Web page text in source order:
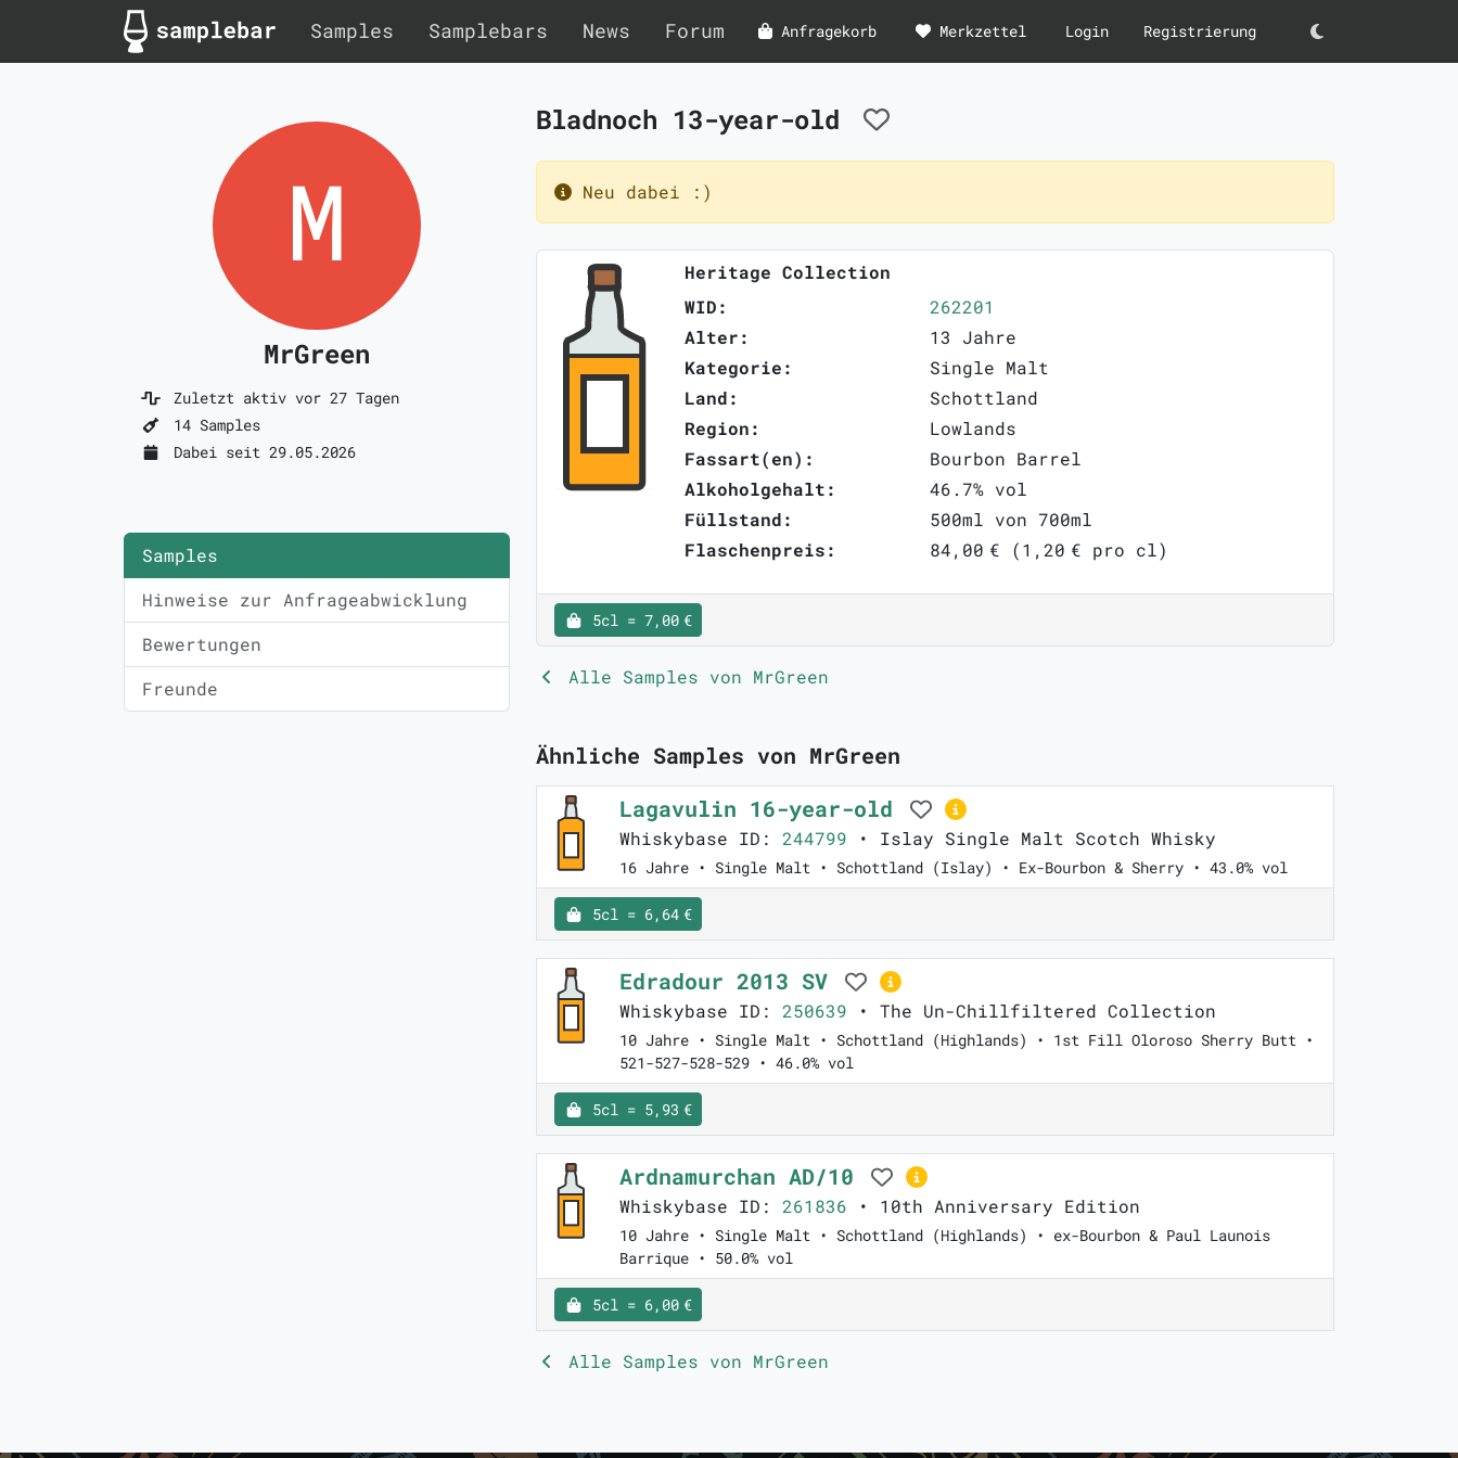
Samples Samplebars News Forum Anfragekorb Merkzettel Login Registrierung Darkmode
MrGreen
Zuletzt aktiv vor 27 Tagen
14 Samples
Dabei seit 29.05.2026
Samples
Hinweise zur Anfrageabwicklung
Bewertungen
Freunde
Bladnoch 13-year-old
Neu dabei :)
Heritage Collection
WID:
262201
Alter:
13 Jahre
Kategorie:
Single Malt
Land:
Schottland
Region:
Lowlands
Fassart(en):
Bourbon Barrel
Alkoholgehalt:
46.7% vol
Füllstand:
500ml von 700ml
Flaschenpreis:
84,00 € (1,20 € pro cl)
5cl = 7,00 €
Alle Samples von MrGreen
Ähnliche Samples von MrGreen
Lagavulin 16-year-old
Whiskybase ID: 244799 • Islay Single Malt Scotch Whisky
16 Jahre • Single Malt • Schottland (Islay) • Ex-Bourbon & Sherry • 43.0% vol
5cl = 6,64 €
Edradour 2013 SV
Whiskybase ID: 250639 • The Un-Chillfiltered Collection
10 Jahre • Single Malt • Schottland (Highlands) • 1st Fill Oloroso Sherry Butt •
521-527-528-529 • 46.0% vol
5cl = 5,93 €
Ardnamurchan AD/10
Whiskybase ID: 261836 • 10th Anniversary Edition
10 Jahre • Single Malt • Schottland (Highlands) • ex-Bourbon & Paul Launois
Barrique • 50.0% vol
5cl = 6,00 €
Alle Samples von MrGreen